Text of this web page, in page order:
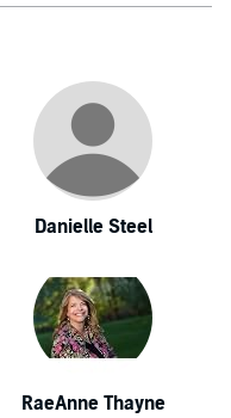
Danielle Steel
RaeAnne Thayne